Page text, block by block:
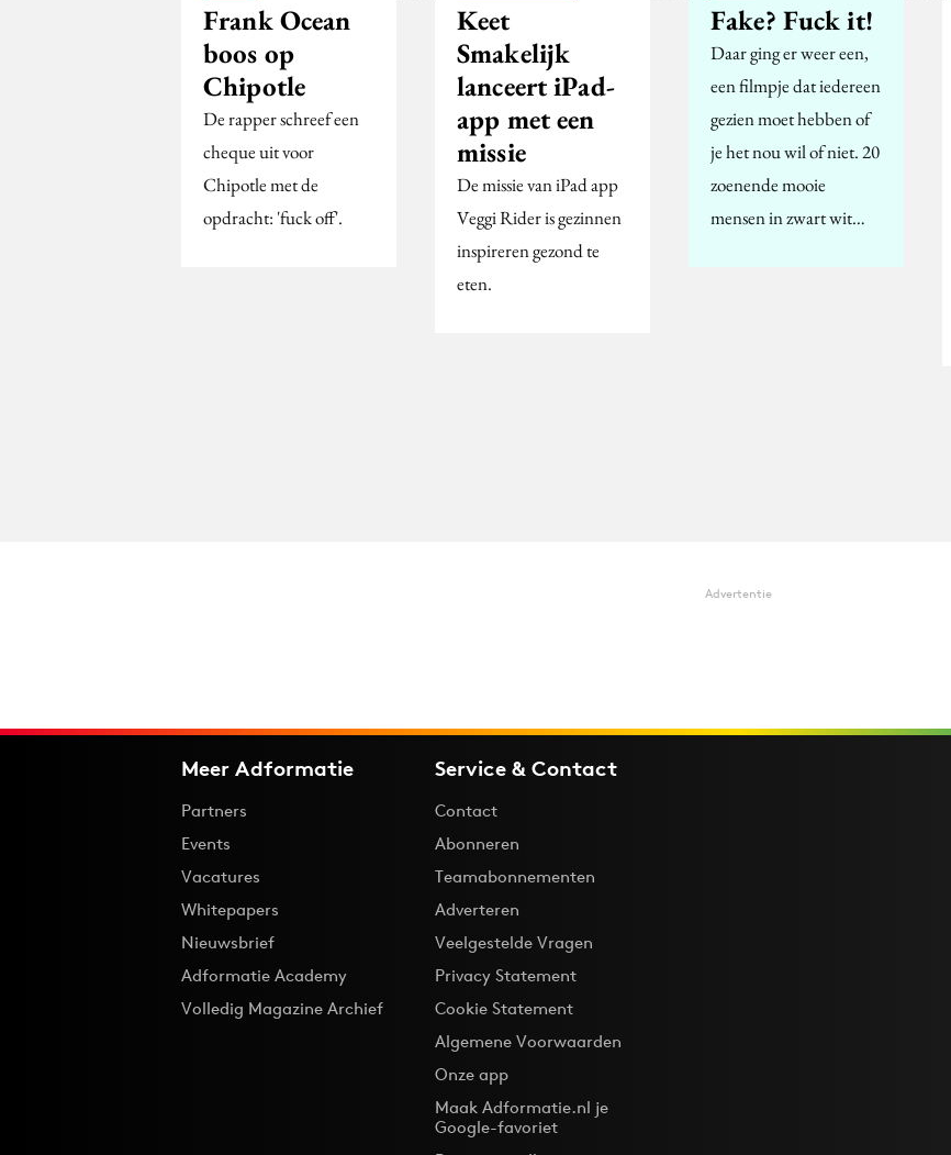
Frank Ocean
boos op
Chipotle
De rapper schreef een
cheque uit voor
Chipotle met de
opdracht: 'fuck off'.
Keet
Smakelijk
lanceert iPad-
app met een
missie
De missie van iPad app
Veggi Rider is gezinnen
inspireren gezond te
eten.
Fake? Fuck it!
Daar ging er weer een,
een filmpje dat iedereen
gezien moet hebben of
je het nou wil of niet. 20
zoenende mooie
mensen in zwart wit…
Advertentie
Meer Adformatie
Partners
Events
Vacatures
Whitepapers
Nieuwsbrief
Adformatie Academy
Volledig Magazine Archief
Service & Contact
Contact
Abonneren
Teamabonnementen
Adverteren
Veelgestelde Vragen
Privacy Statement
Cookie Statement
Algemene Voorwaarden
Onze app
Maak Adformatie.nl je
Google-favoriet